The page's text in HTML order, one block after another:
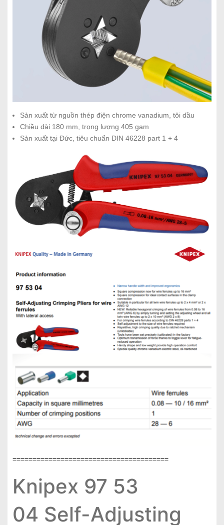
Sản xuất từ nguồn thép điện chrome vanadium, tôi dầu
Chiều dài 180 mm, trọng lượng 405 gam
Sản xuất tại Đức, tiêu chuẩn DIN 46228 part 1 + 4
=======================================
Knipex 97 53
04 Self-Adjusting